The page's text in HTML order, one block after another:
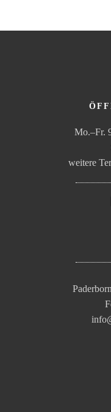
Mo.–Fr.
weitere